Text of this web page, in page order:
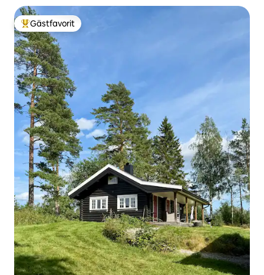
Populär gästfavorit
Gästfavorit